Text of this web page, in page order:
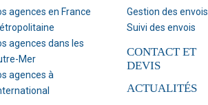
agences en France
agences dans les
Mer
agences à
Gestion des envois
Suivi des envois
CONTACT ET
DEVIS
ACTUALITÉS